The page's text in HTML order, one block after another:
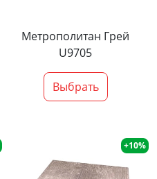
Метрополитан Грей
U9705
Выбрать
+10%